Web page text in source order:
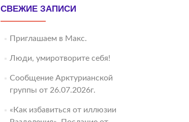
СВЕЖИЕ ЗАПИСИ
Приглашаем в Макс.
Люди, умиротворите себя!
Сообщение Арктурианской
группы от 26.07.2026г.
«Как избавиться от иллюзии